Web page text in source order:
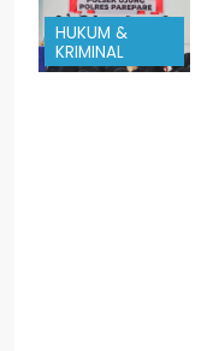
HUKUM &
KRIMINAL